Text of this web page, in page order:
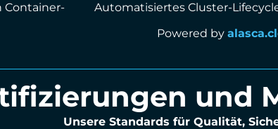
Container-
Automatisiertes Cluster-
Powered by
und
Unsere Standards für Qualität,